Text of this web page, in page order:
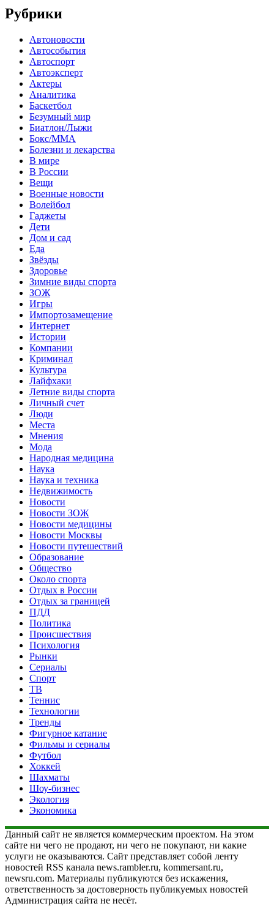
Рубрики
Автоновости
Автособытия
Автоспорт
Автоэксперт
Актеры
Аналитика
Баскетбол
Безумный мир
Биатлон/Лыжи
Бокс/MMA
Болезни и лекарства
В мире
В России
Вещи
Военные новости
Волейбол
Гаджеты
Дети
Дом и сад
Еда
Звёзды
Здоровье
Зимние виды спорта
ЗОЖ
Игры
Импортозамещение
Интернет
Истории
Компании
Криминал
Культура
Лайфхаки
Летние виды спорта
Личный счет
Люди
Места
Мнения
Мода
Народная медицина
Наука
Наука и техника
Недвижимость
Новости
Новости ЗОЖ
Новости медицины
Новости Москвы
Новости путешествий
Образование
Общество
Около спорта
Отдых в России
Отдых за границей
ПДД
Политика
Происшествия
Психология
Рынки
Сериалы
Спорт
ТВ
Теннис
Технологии
Тренды
Фигурное катание
Фильмы и сериалы
Футбол
Хоккей
Шахматы
Шоу-бизнес
Экология
Экономика
Данный сайт не является коммерческим проектом. На этом
сайте ни чего не продают, ни чего не покупают, ни какие
услуги не оказываются. Сайт представляет собой ленту
новостей RSS канала news.rambler.ru, kommersant.ru,
newsru.com. Материалы публикуются без искажения,
ответственность за достоверность публикуемых новостей
Администрация сайта не несёт.